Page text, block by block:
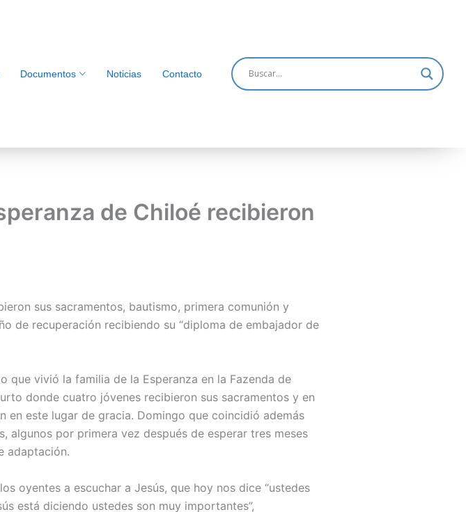
Documentos Noticias Contacto
de Chiloé recibieron
sus sacramentos, bautismo, primera comunión y
de recuperación recibiendo su “diploma de embajador de
vivió la familia de la Esperanza en la Fazenda de
donde cuatro jóvenes recibieron sus sacramentos y en
en este lugar de gracia. Domingo que coincidió además
algunos por primera vez después de esperar tres meses
adaptación.
oyentes a escuchar a Jesús, que hoy nos dice “ustedes
está diciendo ustedes son muy importantes”,